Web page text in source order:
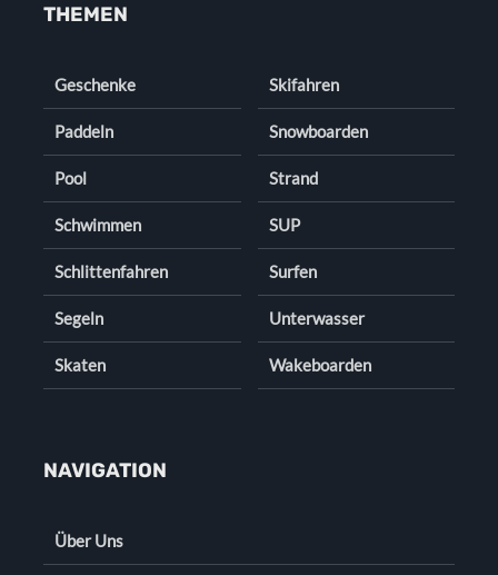
THEMEN
Geschenke
Paddeln
Pool
Schwimmen
Schlittenfahren
Segeln
Skaten
Skifahren
Snowboarden
Strand
SUP
Surfen
Unterwasser
Wakeboarden
NAVIGATION
Über Uns